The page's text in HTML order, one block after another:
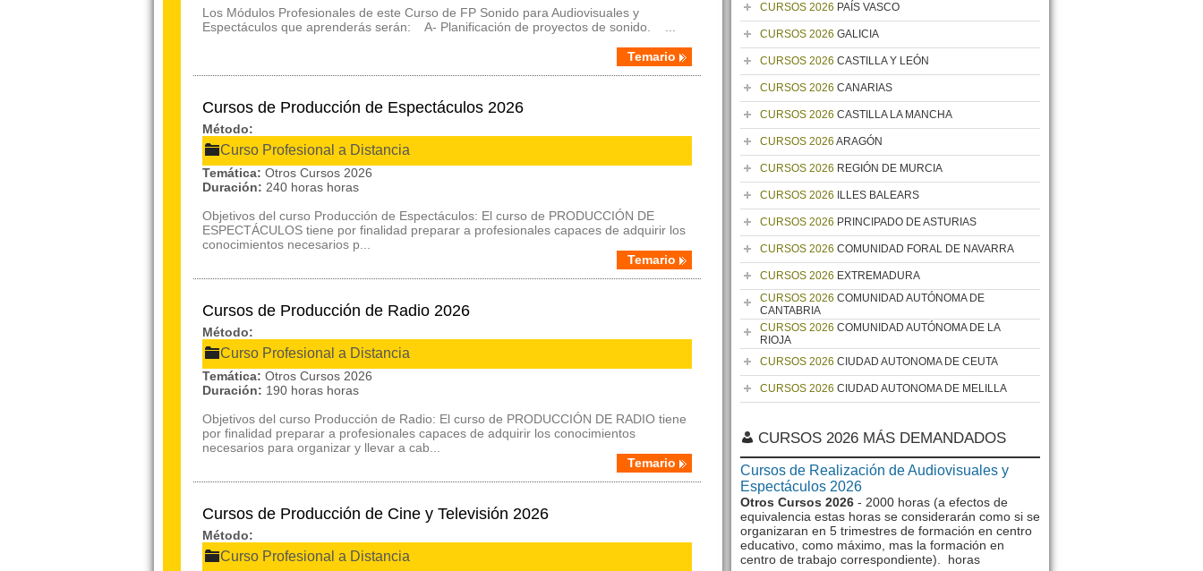
Los Módulos Profesionales de este Curso de FP Sonido para Audiovisuales y
Espectáculos que aprenderás serán: A- Planificación de proyectos de sonido. ...
Temario
Cursos de Producción de Espectáculos 2026
Método:
Curso Profesional a Distancia
Temática: Otros Cursos 2026
Duración: 240 horas horas
Objetivos del curso Producción de Espectáculos: El curso de PRODUCCIÓN DE
ESPECTÁCULOS tiene por finalidad preparar a profesionales capaces de adquirir los
conocimientos necesarios p...
Temario
Cursos de Producción de Radio 2026
Método:
Curso Profesional a Distancia
Temática: Otros Cursos 2026
Duración: 190 horas horas
Objetivos del curso Producción de Radio: El curso de PRODUCCIÓN DE RADIO tiene
por finalidad preparar a profesionales capaces de adquirir los conocimientos
necesarios para organizar y llevar a cab...
Temario
Cursos de Producción de Cine y Televisión 2026
Método:
Curso Profesional a Distancia
CURSOS 2026 PAÍS VASCO
CURSOS 2026 GALICIA
CURSOS 2026 CASTILLA Y LEÓN
CURSOS 2026 CANARIAS
CURSOS 2026 CASTILLA LA MANCHA
CURSOS 2026 ARAGÓN
CURSOS 2026 REGIÓN DE MURCIA
CURSOS 2026 ILLES BALEARS
CURSOS 2026 PRINCIPADO DE ASTURIAS
CURSOS 2026 COMUNIDAD FORAL DE NAVARRA
CURSOS 2026 EXTREMADURA
CURSOS 2026 COMUNIDAD AUTÓNOMA DE
CANTABRIA
CURSOS 2026 COMUNIDAD AUTÓNOMA DE LA
RIOJA
CURSOS 2026 CIUDAD AUTONOMA DE CEUTA
CURSOS 2026 CIUDAD AUTONOMA DE MELILLA
CURSOS 2026 MÁS DEMANDADOS
Cursos de Realización de Audiovisuales y
Espectáculos 2026
Otros Cursos 2026 - 2000 horas (a efectos de
equivalencia estas horas se considerarán como si se
organizaran en 5 trimestres de formación en centro
educativo, como máximo, mas la formación en
centro de trabajo correspondiente). horas